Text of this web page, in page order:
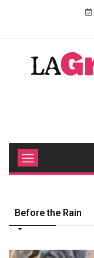
Before the Rain